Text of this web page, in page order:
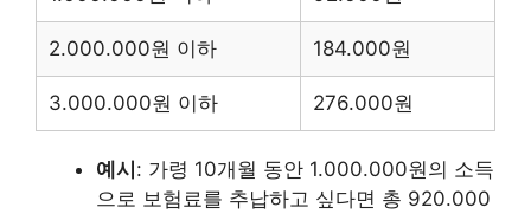
2.000.000원 이하 184.000원
3.000.000원 이하 276.000원
예시: 가령 10개월 동안 1.000.000원의 소득
으로 보험료를 추납하고 싶다면 총 920.000